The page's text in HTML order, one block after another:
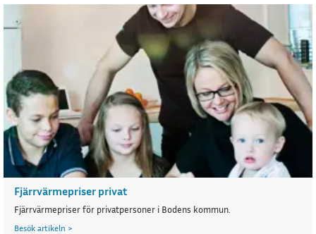
Fjärrvärmepriser privat
Fjärrvärmepriser för privatpersoner i Bodens kommun.
Besök artikeln >